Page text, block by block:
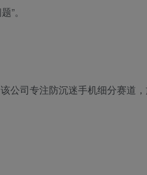
”。
公司专注防沉迷手机细分赛道